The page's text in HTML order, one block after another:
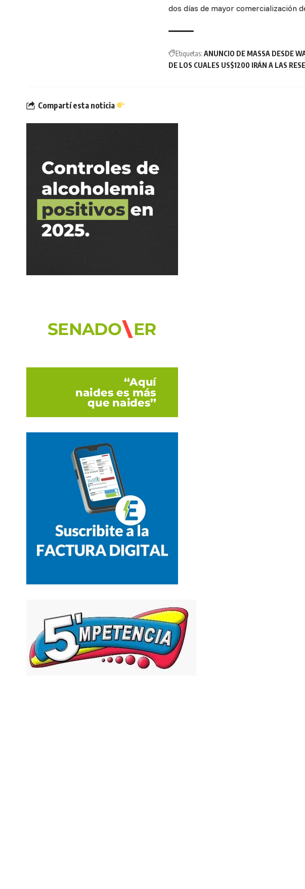
dos días de mayor comercialización
Etiquetas: ANUNCIO DE MASSA DESDE
DE LOS CUALES US$1200 IRÁN A LAS
Compartí esta noticia